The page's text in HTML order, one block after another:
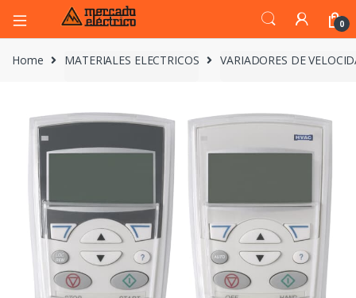
0
Home MATERIALES ELECTRICOS VARIADORES DE